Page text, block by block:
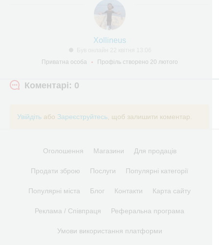
Xollineus
Приватна особа
Профіль створено 20 лютого
Коментарі: 0
Увійдіть або Зареєструйтесь , щоб залишити коментар.
Оголошення Магазини Для продаців
Продати зброю Послуги Популярні категорії
Популярні міста Блог Контакти Карта сайту
Реклама / Співпраця Реферальна програма
Умови використання платформи